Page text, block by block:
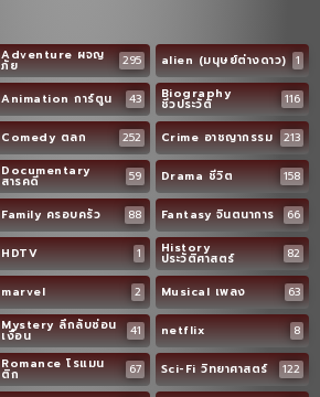
Adventure ผจญ
ภัย 295 alien (มนุษย์ต่างดาว) 1
Animation การ์ตูน 43 Biography
ชีวประวัติ
116
Comedy ตลก 252 Crime อาชญากรรม 213
Documentary
สารคดี 59 Drama ชีวิต 158
Family ครอบครัว 88 Fantasy จินตนาการ 66
HDTV 1 History
ประวัติศาสตร์ 82
marvel 2 Musical เพลง 63
Mystery ลึกลับซ่อน
เงื่อน 41 netflix 8
Romance โรแมน
ติก 67 Sci-Fi วิทยาศาสตร์ 122